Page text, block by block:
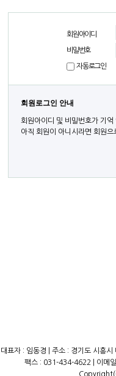
회원아이디
비밀번호
자동로그인
회원로그인 안내
회원아이디 및 비밀번호가 기
아직 회원이 아니시라면 회원으
표자 : 임동경 | 주소 : 경기도 시
팩스 : 031-434-4622 | 이메